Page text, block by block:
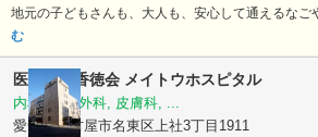
地元の子どもさんも、大人も、安心して通えるなご
む
医療法人香徳会 メイトウホスピタル
内科, 整形外科, 皮膚科, ...
愛知県名古屋市名東区上社3丁目1911